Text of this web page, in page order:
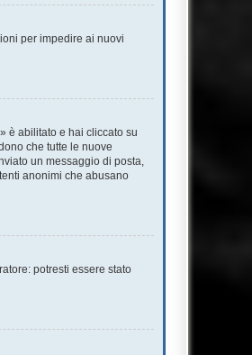
per impedire ai nuovi
è abilitato e hai cliccato su
che tutte le nuove
un messaggio di posta,
anonimi che abusano
potresti essere stato